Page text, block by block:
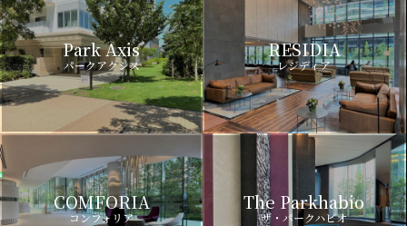
Park Axis
パークアクシス
RESIDIA
レジディア
COMFORIA
コンフォリア
The Parkhabio
ザ・パークハビオ